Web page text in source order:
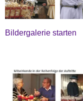
Bildergalerie starten